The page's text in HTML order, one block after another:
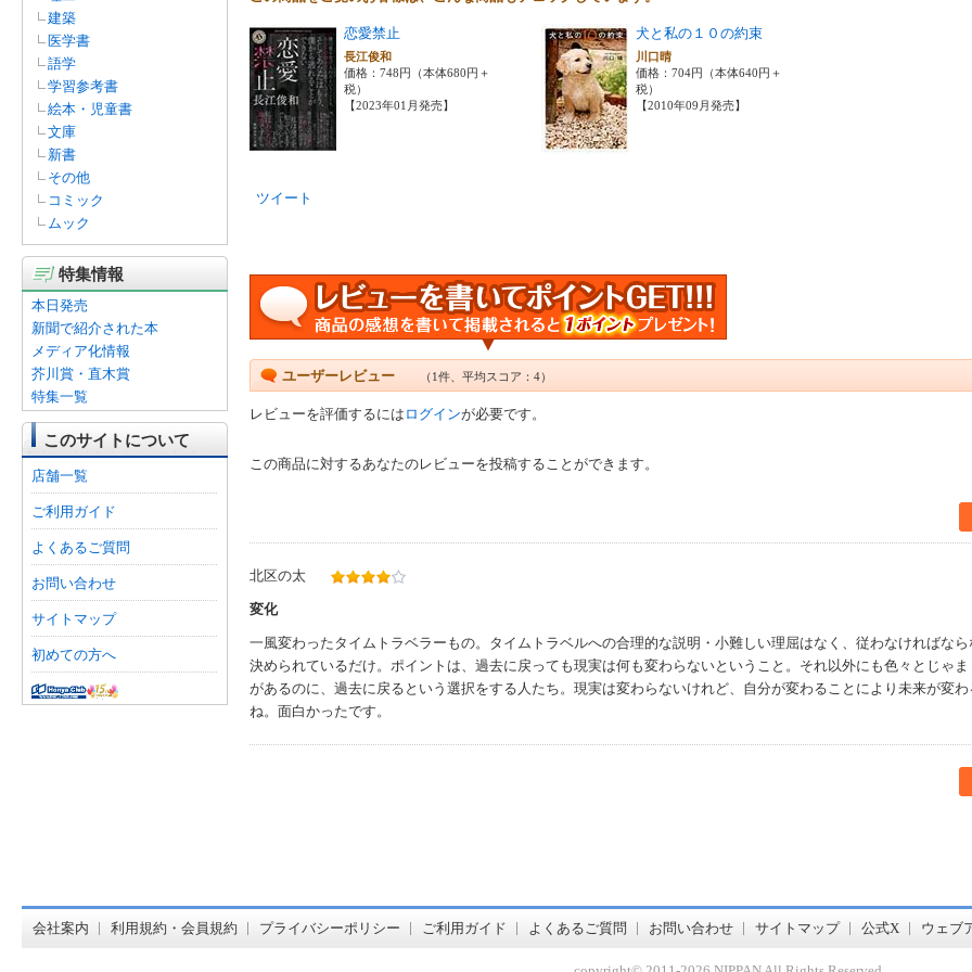
建築
医学書
語学
学習参考書
絵本・児童書
文庫
新書
その他
コミック
ムック
特集情報
本日発売
新聞で紹介された本
メディア化情報
芥川賞・直木賞
特集一覧
このサイトについて
店舗一覧
ご利用ガイド
よくあるご質問
お問い合わせ
サイトマップ
初めての方へ
恋愛禁止
長江俊和
価格：748円（本体680円＋
税）
【2023年01月発売】
犬と私の１０の約束
川口晴
価格：704円（本体640円＋
税）
【2010年09月発売】
ツイート
ユーザーレビュー （1件、平均スコア：4）
レビューを評価するには ログインが必要です。
この商品に対するあなたのレビューを投稿することができます。
北区の太
変化
一風変わったタイムトラベラーもの。タイムトラベルへの合理的な説明・小難しい理屈はなく、従わなければな
決められているだけ。ポイントは、過去に戻っても現実は何も変わらないということ。それ以外にも色々とじゃま
があるのに、過去に戻るという選択をする人たち。現実は変わらないけれど、自分が変わることにより未来が変
ね。面白かったです。
会社案内 利用規約・会員規約 プライバシーポリシー ご利用ガイド よくあるご質問 お問い合わせ サイトマップ 公式X ウェブ